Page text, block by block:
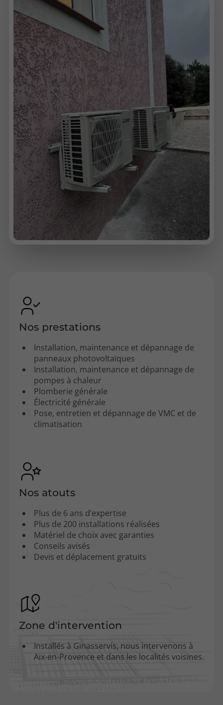
Nos prestations
Installation, maintenance et dépannage de
panneaux photovoltaïques
Installation, maintenance et dépannage de
pompes à chaleur
Plomberie générale
Électricité générale
Pose, entretien et dépannage de VMC et de
climatisation
Nos atouts
Plus de 6 ans d’expertise
Plus de 200 installations réalisées
Matériel de choix avec garanties
Conseils avisés
Devis et déplacement gratuits
Zone d'intervention
Installés à Ginasservis, nous intervenons à
Aix-en-Provence et dans les localités voisines.